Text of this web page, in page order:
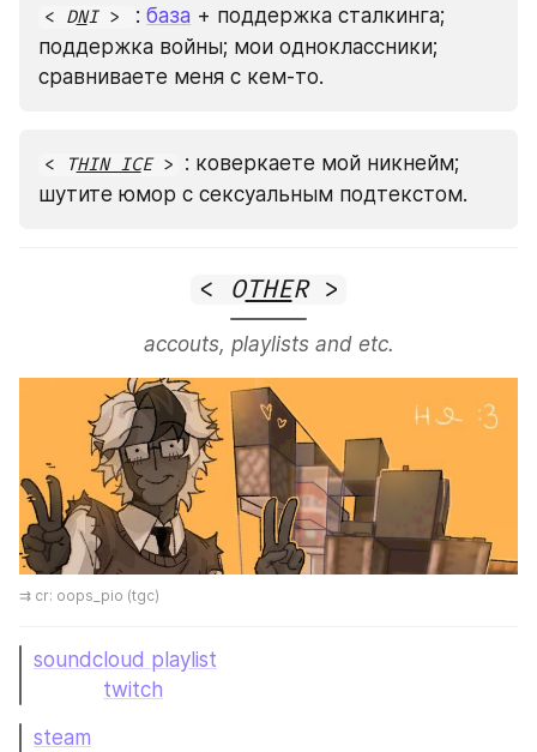
< DNI > : база + поддержка сталкинга;
поддержка войны; мои одноклассники;
сравниваете меня с кем-то.
< THIN ICE > : коверкаете мой никнейм;
шутите юмор с сексуальным подтекстом.
< OTHER >
accouts, playlists and etc.
⇉ cr: oops_pio (tgc)
soundcloud playlist
twitch
steam